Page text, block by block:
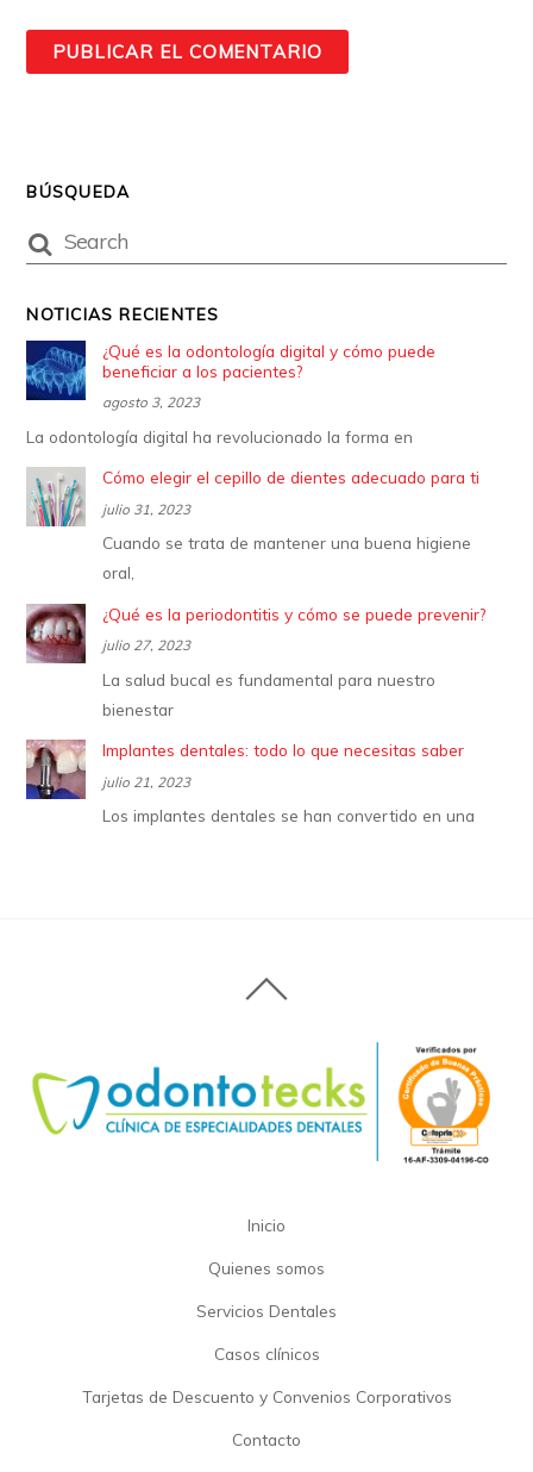
BÚSQUEDA
NOTICIAS RECIENTES
¿Qué es la odontología digital y cómo puede
beneficiar a los pacientes?
agosto 3, 2023
La odontología digital ha revolucionado la forma en
Cómo elegir el cepillo de dientes adecuado para ti
julio 31, 2023
Cuando se trata de mantener una buena higiene
oral,
¿Qué es la periodontitis y cómo se puede prevenir?
julio 27, 2023
La salud bucal es fundamental para nuestro
bienestar
Implantes dentales: todo lo que necesitas saber
julio 21, 2023
Los implantes dentales se han convertido en una
Inicio
Quienes somos
Servicios Dentales
Casos clínicos
Tarjetas de Descuento y Convenios Corporativos
Contacto